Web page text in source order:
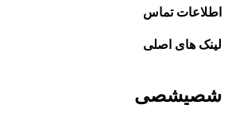
اطلاعات تماس
لینک های اصلی
شصیشصی